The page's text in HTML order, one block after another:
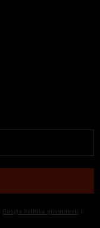
Google Politika privatnosti i